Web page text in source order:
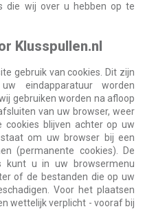
die wij over u hebben op te
Klusspullen.nl
gebruik van cookies. Dit zijn
eindapparatuur worden
gebruiken worden na afloop
van uw browser, weer
cookies blijven achter op uw
om uw browser bij een
(permanente cookies). De
kunt u in uw browsermenu
of de bestanden die op uw
Voor het plaatsen
wettelijk verplicht - vooraf bij